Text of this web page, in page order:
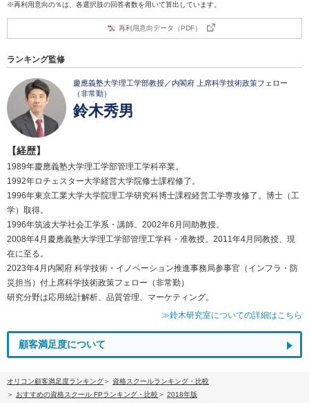
※再利用意向の％は、各選択肢の回答者数を用いて算出しています。
再利用意向データ（PDF）
ランキング監修
慶應義塾大学理工学部教授／内閣府 上席科学技術政策フェロー
（非常勤）
鈴木秀男
【経歴】
1989年慶應義塾大学理工学部管理工学科卒業。
1992年ロチェスター大学経営大学院修士課程修了。
1996年東京工業大学大学院理工学研究科博士課程経営工学専攻修了。博士（工
学）取得。
1996年筑波大学社会工学系・講師。2002年6月同助教授。
2008年4月慶應義塾大学理工学部管理工学科・准教授。2011年4月同教授、現
在に至る。
2023年4月内閣府 科学技術・イノベーション推進事務局参事官（インフラ・防
災担当）付上席科学技術政策フェロー（非常勤）
研究分野は応用統計解析、品質管理、マーケティング。
≫鈴木研究室についての詳細はこちら
顧客満足度について
オリコン顧客満足度ランキング
資格スクールランキング・比較
おすすめの資格スクール FPランキング・比較
2018年版